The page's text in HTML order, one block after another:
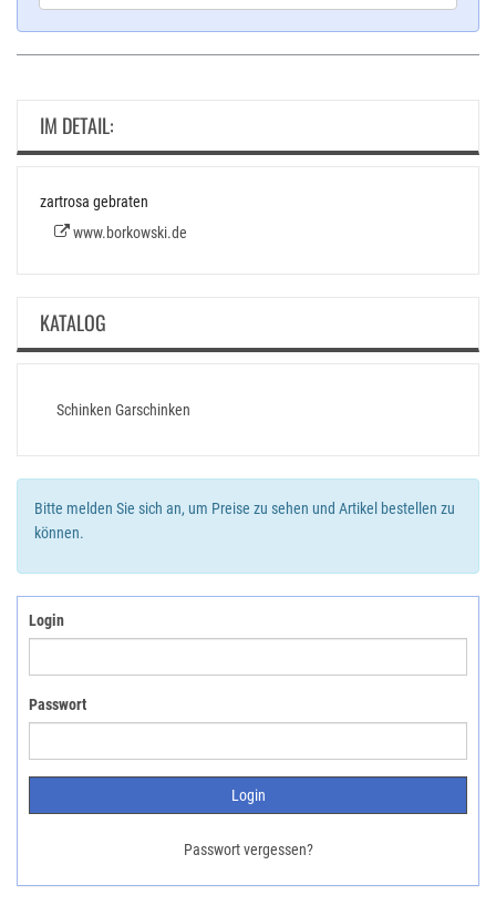
IM DETAIL:
zartrosa gebraten
www.borkowski.de
KATALOG
Schinken Garschinken
Bitte melden Sie sich an, um Preise zu sehen und Artikel bestellen zu
können.
Login
Passwort
Passwort vergessen?